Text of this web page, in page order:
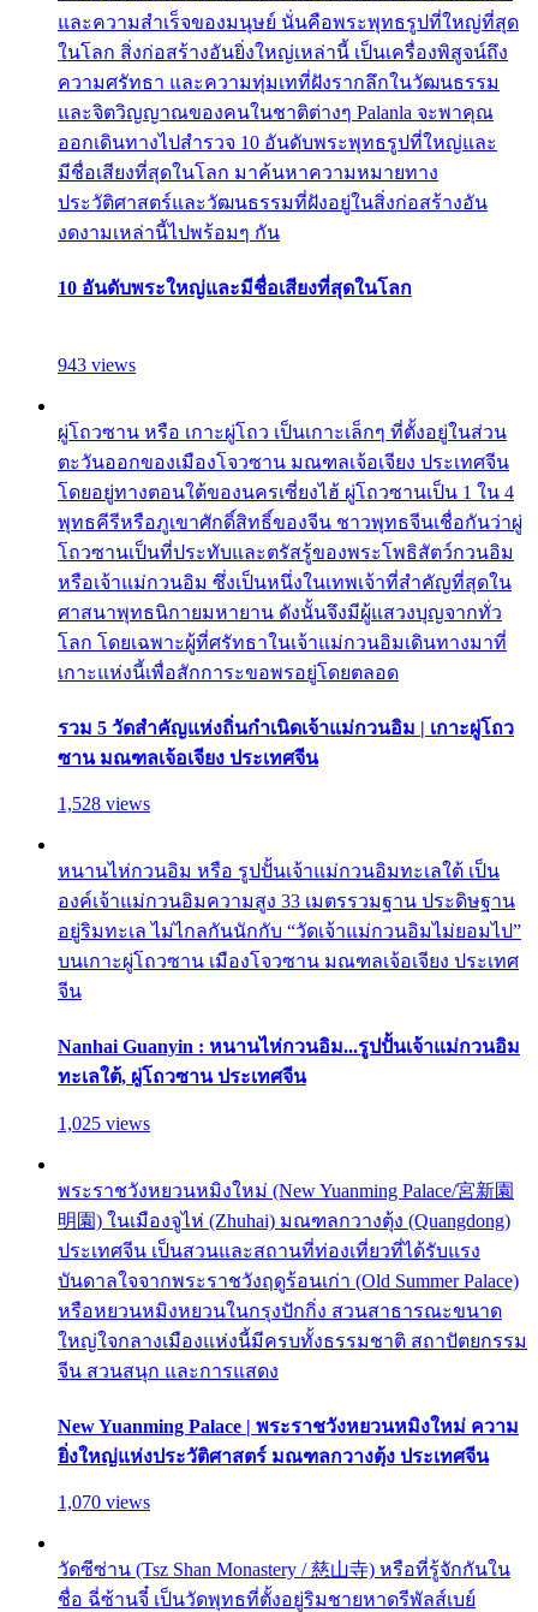
และความสำเร็จของมนุษย์ นั่นคือพระพุทธรูปที่ใหญ่ที่สุด
ในโลก สิ่งก่อสร้างอันยิ่งใหญ่เหล่านี้ เป็นเครื่องพิสูจน์ถึง
ความศรัทธา และความทุ่มเทที่ฝังรากลึกในวัฒนธรรม
และจิตวิญญาณของคนในชาติต่างๆ Palanla จะพาคุณ
ออกเดินทางไปสำรวจ 10 อันดับพระพุทธรูปที่ใหญ่และ
มีชื่อเสียงที่สุดในโลก มาค้นหาความหมายทาง
ประวัติศาสตร์และวัฒนธรรมที่ฝังอยู่ในสิ่งก่อสร้างอัน
งดงามเหล่านี้ไปพร้อมๆ กัน
10 อันดับพระใหญ่และมีชื่อเสียงที่สุดในโลก
943 views
ผู่โถวซาน หรือ เกาะผู่โถว เป็นเกาะเล็กๆ ที่ตั้งอยู่ในส่วน
ตะวันออกของเมืองโจวซาน มณฑลเจ้อเจียง ประเทศจีน
โดยอยู่ทางตอนใต้ของนครเซี่ยงไฮ้ ผู่โถวซานเป็น 1 ใน 4
พุทธคีรีหรือภูเขาศักดิ์สิทธิ์ของจีน ชาวพุทธจีนเชื่อกันว่าผู่
โถวซานเป็นที่ประทับและตรัสรู้ของพระโพธิสัตว์กวนอิม
หรือเจ้าแม่กวนอิม ซึ่งเป็นหนึ่งในเทพเจ้าที่สำคัญที่สุดใน
ศาสนาพุทธนิกายมหายาน ดังนั้นจึงมีผู้แสวงบุญจากทั่ว
โลก โดยเฉพาะผู้ที่ศรัทธาในเจ้าแม่กวนอิมเดินทางมาที่
เกาะแห่งนี้เพื่อสักการะขอพรอยู่โดยตลอด
รวม 5 วัดสำคัญแห่งถิ่นกำเนิดเจ้าแม่กวนอิม | เกาะผู่โถว
ซาน มณฑลเจ้อเจียง ประเทศจีน
1,528 views
หนานไห่กวนอิม หรือ รูปปั้นเจ้าแม่กวนอิมทะเลใต้ เป็น
องค์เจ้าแม่กวนอิมความสูง 33 เมตรรวมฐาน ประดิษฐาน
อยู่ริมทะเล ไม่ไกลกันนักกับ “วัดเจ้าแม่กวนอิมไม่ยอมไป”
บนเกาะผู่โถวซาน เมืองโจวซาน มณฑลเจ้อเจียง ประเทศ
จีน
Nanhai Guanyin : หนานไห่กวนอิม...รูปปั้นเจ้าแม่กวนอิม
ทะเลใต้, ผู่โถวซาน ประเทศจีน
1,025 views
พระราชวังหยวนหมิงใหม่ (New Yuanming Palace/宮新園
明園) ในเมืองจูไห่ (Zhuhai) มณฑลกวางตุ้ง (Quangdong)
ประเทศจีน เป็นสวนและสถานที่ท่องเที่ยวที่ได้รับแรง
บันดาลใจจากพระราชวังฤดูร้อนเก่า (Old Summer Palace)
หรือหยวนหมิงหยวนในกรุงปักกิ่ง สวนสาธารณะขนาด
ใหญ่ใจกลางเมืองแห่งนี้มีครบทั้งธรรมชาติ สถาปัตยกรรม
จีน สวนสนุก และการแสดง
New Yuanming Palace | พระราชวังหยวนหมิงใหม่ ความ
ยิ่งใหญ่แห่งประวัติศาสตร์ มณฑลกวางตุ้ง ประเทศจีน
1,070 views
วัดซีซ่าน (Tsz Shan Monastery / 慈山寺) หรือที่รู้จักกันใน
ชื่อ ฉี่ซ้านจี๋ เป็นวัดพุทธที่ตั้งอยู่ริมชายหาดรีพัลส์เบย์